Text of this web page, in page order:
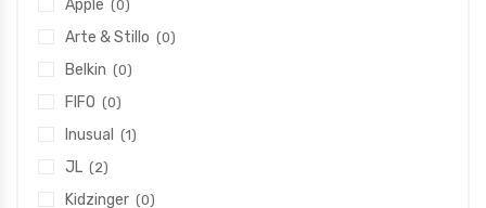
Apple (0)
Arte & Stillo (0)
Belkin (0)
FIFO (0)
Inusual (1)
JL (2)
Kidzinger (0)